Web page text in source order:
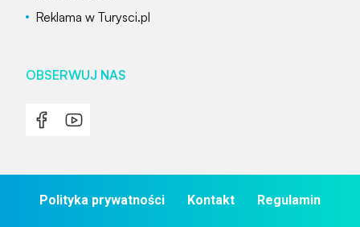
Reklama w Turysci.pl
OBSERWUJ NAS
Polityka prywatności Kontakt Regulamin